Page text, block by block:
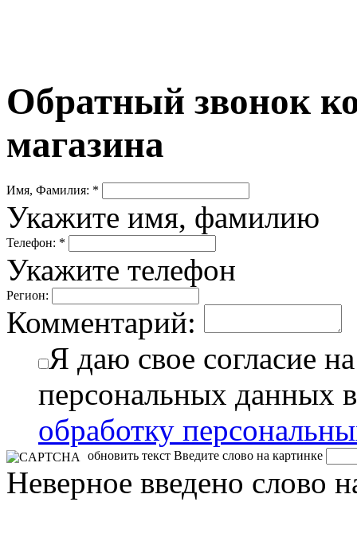
Обратный звонок
магазина
Имя, Фамилия: *
Укажите имя, фамилию
Телефон: *
Укажите телефон
Регион:
Комментарий:
Я даю свое согласие
персональных данных
обработку
обновить текст Введите слово на картинке
Неверное введено слово